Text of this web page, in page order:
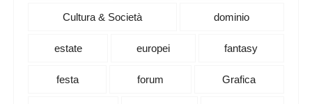
Cultura & Società dominio
estate europei fantasy
festa forum Grafica